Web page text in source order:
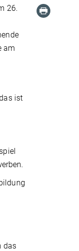
26.
am
ist
das